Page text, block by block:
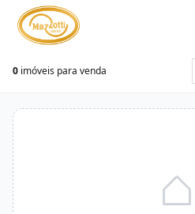
0 imóveis para venda